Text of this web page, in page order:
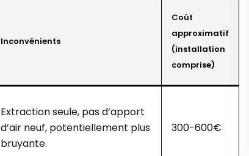
Inconvénients
Coût
approximatif
(installation
comprise)
Extraction seule, pas d’apport
d’air neuf, potentiellement plus
bruyante.
300-600€